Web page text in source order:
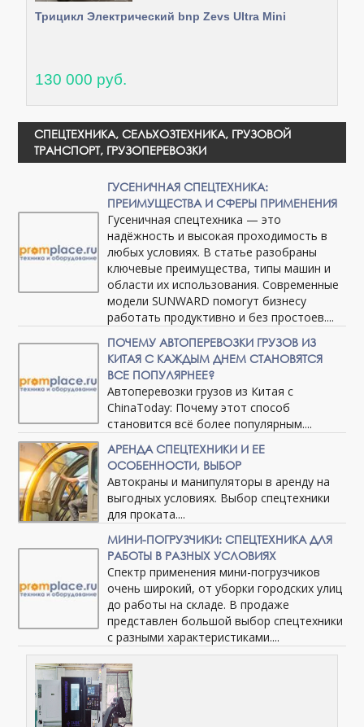
Трицикл Электрический bnp Zevs Ultra Mini
130 000 руб.
СПЕЦТЕХНИКА, СЕЛЬХОЗТЕХНИКА, ГРУЗОВОЙ
ТРАНСПОРТ, ГРУЗОПЕРЕВОЗКИ
ГУСЕНИЧНАЯ СПЕЦТЕХНИКА:
ПРЕИМУЩЕСТВА И СФЕРЫ ПРИМЕНЕНИЯ
Гусеничная спецтехника — это
надёжность и высокая проходимость в
любых условиях. В статье разобраны
ключевые преимущества, типы машин и
области их использования. Современные
модели SUNWARD помогут бизнесу
работать продуктивно и без простоев....
ПОЧЕМУ АВТОПЕРЕВОЗКИ ГРУЗОВ ИЗ
КИТАЯ С КАЖДЫМ ДНЕМ СТАНОВЯТСЯ
ВСЕ ПОПУЛЯРНЕЕ?
Автоперевозки грузов из Китая с
ChinaToday: Почему этот способ
становится всё более популярным....
АРЕНДА СПЕЦТЕХНИКИ И ЕЕ
ОСОБЕННОСТИ, ВЫБОР
Автокраны и манипуляторы в аренду на
выгодных условиях. Выбор спецтехники
для проката....
МИНИ-ПОГРУЗЧИКИ: СПЕЦТЕХНИКА ДЛЯ
РАБОТЫ В РАЗНЫХ УСЛОВИЯХ
Спектр применения мини-погрузчиков
очень широкий, от уборки городских улиц
до работы на складе. В продаже
представлен большой выбор спецтехники
с разными характеристиками....